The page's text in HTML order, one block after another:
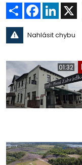
Sdílet Facebook
LinkedIn
Nahlásit chybu
01:32